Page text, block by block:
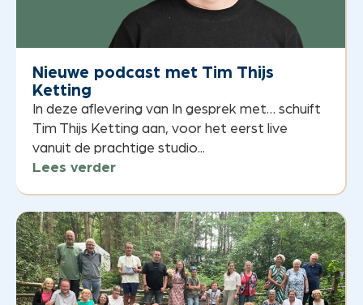
Nieuwe podcast met Tim Thijs
Ketting
In deze aflevering van In gesprek met… schuift
Tim Thijs Ketting aan, voor het eerst live
vanuit de prachtige studio...
Lees verder